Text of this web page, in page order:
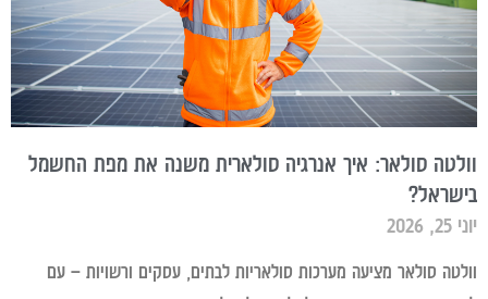
וולטה סולאר: איך אנרגיה סולארית משנה את מפת החשמל
בישראל?
יוני 25, 2026
וולטה סולאר מציעה מערכות סולאריות לבתים, עסקים ורשויות – עם